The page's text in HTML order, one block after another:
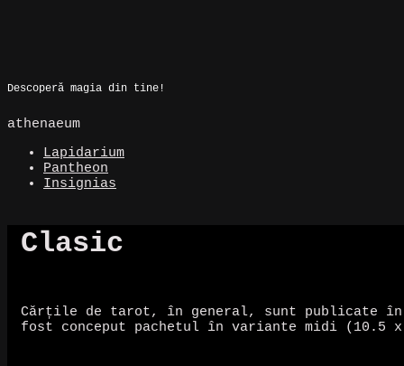
Descoperă magia din tine!
athenaeum
Lapidarium
Pantheon
Insignias
Clasic
Cărțile de tarot, în general, sunt publicate în
fost conceput pachetul în variante midi (10.5